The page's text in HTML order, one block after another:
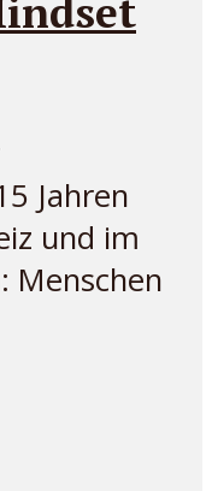
Jahren
und im
Menschen